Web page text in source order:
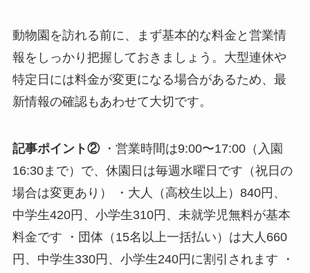
動物園を訪れる前に、まず基本的な料金と営業情
報をしっかり把握しておきましょう。大型連休や
特定日には料金が変更になる場合があるため、最
新情報の確認もあわせて大切です。
記事ポイント②・営業時間は9:00〜17:00（入園
16:30まで）で、休園日は毎週水曜日です（祝日の
場合は変更あり） ・大人（高校生以上）840円、
中学生420円、小学生310円、未就学児無料が基本
料金です ・団体（15名以上一括払い）は大人660
円、中学生330円、小学生240円に割引されます ・